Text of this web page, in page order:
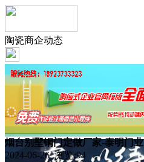
陶瓷商企动态
烟台别墅铜门定做厂家-泰明门业
2024-06-26 浏览:94